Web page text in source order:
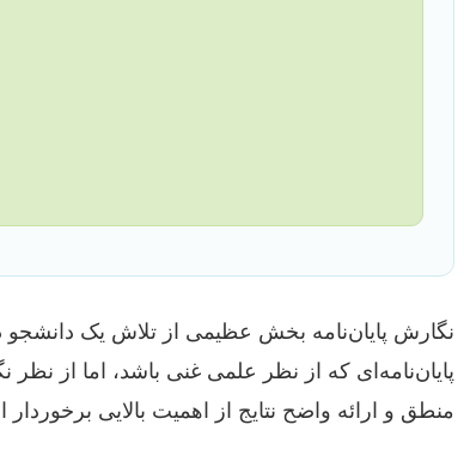
نگارش پایان‌نامه بخش عظیمی از تلاش یک
پایان‌نامه‌ای که از نظر علمی غنی باشد، اما از
منطق و ارائه واضح نتایج از اهمیت بالایی